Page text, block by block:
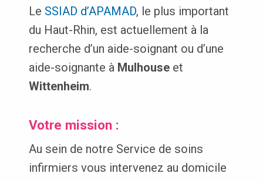
Le SSIAD d’APAMAD, le plus important
du Haut-Rhin, est actuellement à la
recherche d’un aide-soignant ou d’une
aide-soignante à Mulhouseet
Wittenheim.
Votre mission :
Au sein de notre Service de soins
infirmiers vous intervenez au domicile